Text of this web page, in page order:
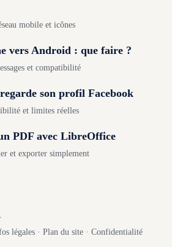
mobile et icônes
vers Android : que faire ?
et compatibilité
son profil Facebook
et limites réelles
PDF avec LibreOffice
et exporter simplement
légales · Plan du site · Confidentialité